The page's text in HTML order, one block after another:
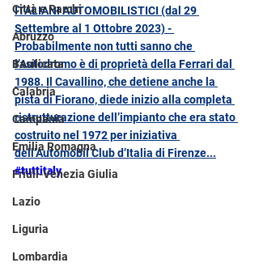
Città e Parchi
Abruzzo
Basilicata
Calabria
Campania
Emilia Romagna
Friuli-Venezia Giulia
Lazio
Liguria
Lombardia
ITALIANI AUTOMOBILISTICI (dal 29
Settembre al 1 Ottobre 2023) -
Probabilmente non tutti sanno che
l’Autodromo è di proprietà della Ferrari dal
1988. Il Cavallino, che detiene anche la
pista di Fiorano, diede inizio alla completa
ristrutturazione dell’impianto che era stato
costruito nel 1972 per iniziativa
dell’Automobil Club d’Italia di Firenze...
#tuttitaly